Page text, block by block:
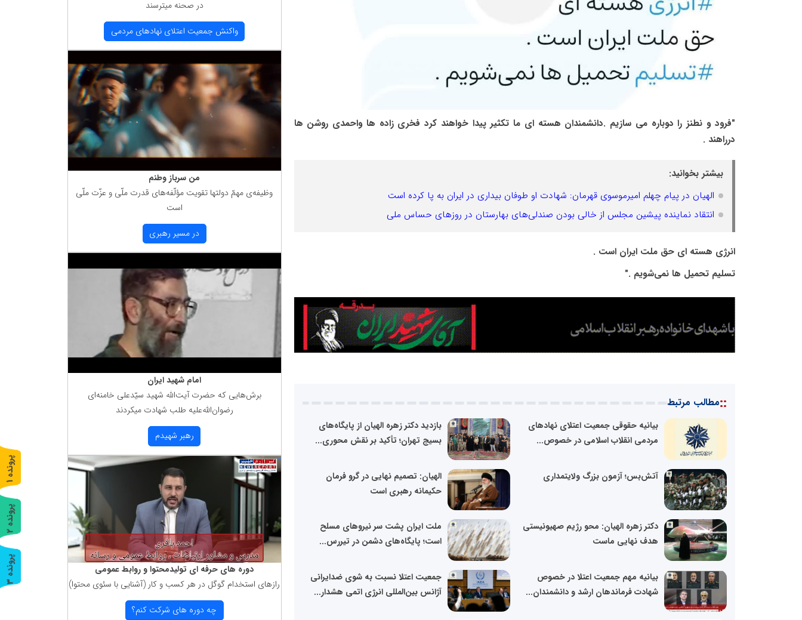
"فرود و نطنز را دوباره می سازیم .دانشمندان هسته ای ما تکثیر پیدا خواهند کرد فخری زاده ها واحمدی روشن ها
درراهند .
بیشتر بخوانید:
الهیان در پیام چهلم امیرموسوی قهرمان: شهادت او طوفان بیداری در ایران به پا کرده است
انتقاد نماینده پیشین مجلس از خالی بودن صندلی‌های بهارستان در روزهای حساس ملی
انرژی هسته ای حق ملت ایران است .
تسلیم تحمیل ها نمی‌شویم ."
::مطالب مرتبط
بیانیه حقوقی جمعیت اعتلای نهادهای
مردمی انقلاب اسلامی در خصوص...
بازدید دکتر زهره الهیان از پایگاه‌های
بسیج تهران؛ تأکید بر نقش محوری...
آتش‌بس؛ آزمون بزرگ ولایتمداری
الهیان: تصمیم نهایی در گرو فرمان
حکیمانه رهبری است
دکتر زهره الهیان: محو رژیم صهیونیستی
هدف نهایی ماست
ملت ایران پشت سر نیروهای مسلح
است؛ پایگاه‌های دشمن در تیررس...
بیانیه مهم جمعیت اعتلا در خصوص
شهادت فرماندهان ارشد و دانشمندان...
جمعیت اعتلا نسبت به شوی ضدایرانی
آژانس بین‌المللی انرژی اتمی هشدار...
در صحنه میترسند
واكنش جمعیت اعتلای نهادهای مردمی
من سرباز وطنم
وظیفه‌ی مهمّ دولتها تقویت مؤلّفه‌های قدرت ملّی و عزّت ملّی
است
در مسیر رهبری
امام شهید ایران
برش‌هایی كه حضرت آیت‌الله شهید سیّدعلی خامنه‌ای
رضوان‌الله‌علیه طلب شهادت میكردند
رهبر شهیدم
دوره های حرفه ای تولیدمحتوا و روابط عمومی
رازهای استخدام گوگل در هر كسب و كار (آشنایی با سئوی محتوا)
چه دوره های شركت كنم؟
پ
ر
و
ن
د
ه
1
پ
ر
و
ن
د
ه
2
پ
ر
و
ن
د
ه
3